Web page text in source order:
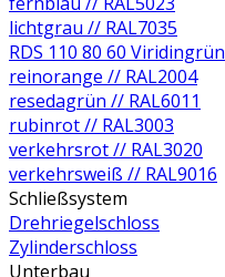
lichtgrau // RAL7035
RDS 110 80 60 Viridingrün
reinorange // RAL2004
resedagrün // RAL6011
rubinrot // RAL3003
verkehrsrot // RAL3020
verkehrsweiß // RAL9016
Schließsystem
Drehriegelschloss
Zylinderschloss
Unterbau